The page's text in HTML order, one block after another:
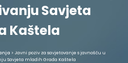
Savjeta
Kaštela
> Javni poziv za savjetovanje s javnošću u
Savjeta mladih Grada Kaštela